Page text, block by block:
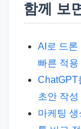
함께 보
AI로 드론
빠른 적용
ChatGPT
초안 작성
마케팅 생